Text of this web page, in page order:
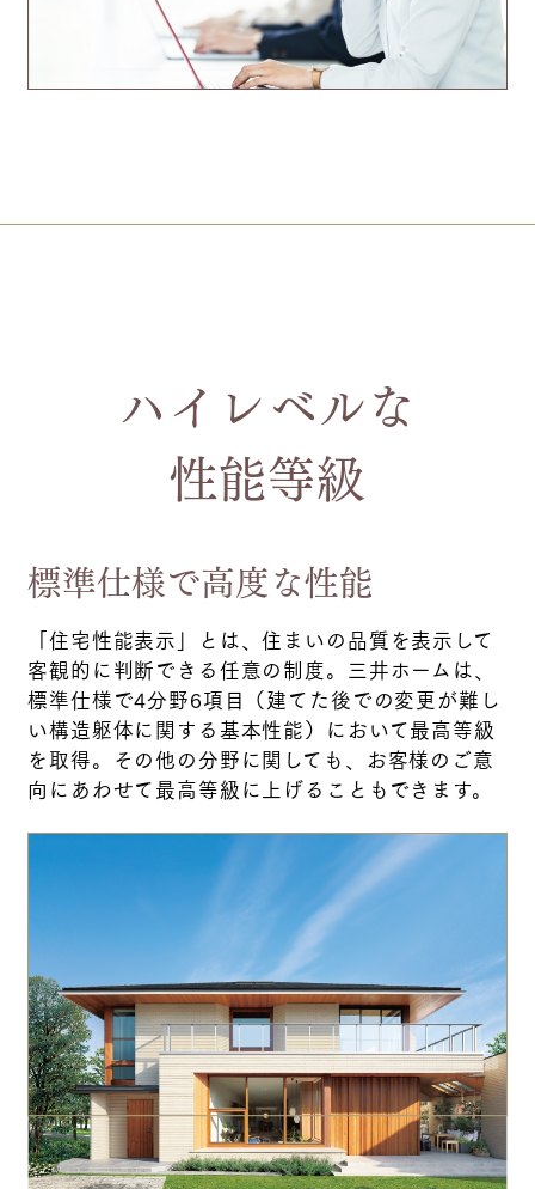
ハイレベルな
性能等級
標準仕様で高度な性能
「住宅性能表示」とは、住まいの品質を表示して
客観的に判断できる任意の制度。三井ホームは、
標準仕様で4分野6項目（建てた後での変更が難し
い構造躯体に関する基本性能）において最高等級
を取得。その他の分野に関しても、お客様のご意
向にあわせて最高等級に上げることもできます。